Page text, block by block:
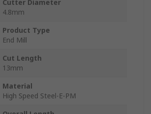
Cutter Diameter
4.8mm
Product Type
End Mill
Cut Length
13mm
Material
High Speed Steel-E-PM